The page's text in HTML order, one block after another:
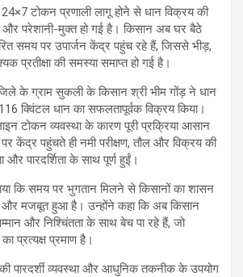
टोकन प्रणाली लागू होने से धान विक्रय की
परेशानी-मुक्त हो गई है। किसान अब घर बैठे
समय पर उपार्जन केंद्र पहुंच रहे हैं, जिससे भीड़,
प्रतीक्षा की समस्या समाप्त हो गई है।
के ग्राम सुकली के किसान श्री भीम गोंड़ ने धान
क्विंटल धान का सफलतापूर्वक विक्रय किया।
टोकन व्यवस्था के कारण पूरी प्रक्रिया आसान
पर केंद्र पहुंचते ही नमी परीक्षण, तौल और विक्रय की
पारदर्शिता के साथ पूर्ण हुईं।
कि समय पर भुगतान मिलने से किसानों का शासन
और मजबूत हुआ है। उन्होंने कहा कि अब किसान
और निश्चिंतता के साथ बेच पा रहे हैं, जो
प्रत्यक्ष प्रमाण है।
पारदर्शी व्यवस्था और आधुनिक तकनीक के उपयोग